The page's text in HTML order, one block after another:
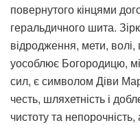
повернутого кінцями
геральдичного шита.
відродження, мети, волі,
уособлює Богородицю,
сил, є символом Діви
честь, шляхетність і
чистоту та непорочність,